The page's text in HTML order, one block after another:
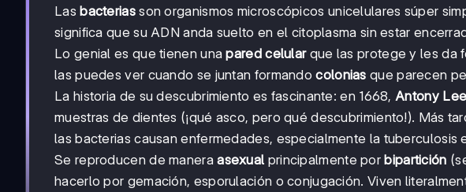
Lasbacteriasson organismos microscópicos unicelulares súper
significa que su ADN anda suelto en el citoplasma sin estar
Lo genial es que tienen unapared celularque las protege y les da
las puedes ver cuando se juntan formandocolonias que parecen
La historia de su descubrimiento es fascinante: en 1668, Antony
muestras de dientes (¡qué asco, pero qué descubrimiento!). Más
las bacterias causan enfermedades, especialmente la tuberculosis
Se reproducen de maneraasexual principalmente porbipartición
hacerlo por gemación, esporulación o conjugación. Viven